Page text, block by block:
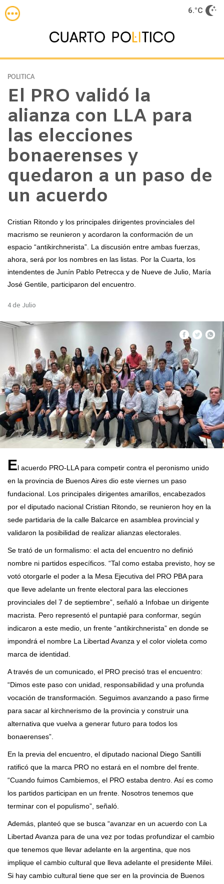
6.°C
POLITICA
El PRO validó la
alianza con LLA para
las elecciones
bonaerenses y
quedaron a un paso de
un acuerdo
Cristian Ritondo y los principales dirigentes provinciales del
macrismo se reunieron y acordaron la conformación de un
espacio “antikirchnerista”. La discusión entre ambas fuerzas,
ahora, será por los nombres en las listas. Por la Cuarta, los
intendentes de Junín Pablo Petrecca y de Nueve de Julio, María
José Gentile, participaron del encuentro.
4 de Julio
El acuerdo PRO-LLA para competir contra el peronismo unido
en la provincia de Buenos Aires dio este viernes un paso
fundacional. Los principales dirigentes amarillos, encabezados
por el diputado nacional Cristian Ritondo, se reunieron hoy en la
sede partidaria de la calle Balcarce en asamblea provincial y
validaron la posibilidad de realizar alianzas electorales.
Se trató de un formalismo: el acta del encuentro no definió
nombre ni partidos específicos. “Tal como estaba previsto, hoy se
votó otorgarle el poder a la Mesa Ejecutiva del PRO PBA para
que lleve adelante un frente electoral para las elecciones
provinciales del 7 de septiembre”, señaló a Infobae un dirigente
macrista. Pero representó el puntapié para conformar, según
indicaron a este medio, un frente “antikirchnerista” en donde se
impondrá el nombre La Libertad Avanza y el color violeta como
marca de identidad.
A través de un comunicado, el PRO precisó tras el encuentro:
“Dimos este paso con unidad, responsabilidad y una profunda
vocación de transformación. Seguimos avanzando a paso firme
para sacar al kirchnerismo de la provincia y construir una
alternativa que vuelva a generar futuro para todos los
bonaerenses”.
En la previa del encuentro, el diputado nacional Diego Santilli
ratificó que la marca PRO no estará en el nombre del frente.
“Cuando fuimos Cambiemos, el PRO estaba dentro. Así es como
los partidos participan en un frente. Nosotros tenemos que
terminar con el populismo”, señaló.
Además, planteó que se busca “avanzar en un acuerdo con La
Libertad Avanza para de una vez por todas profundizar el cambio
que tenemos que llevar adelante en la argentina, que nos
implique el cambio cultural que lleva adelante el presidente Milei.
Si hay cambio cultural tiene que ser en la provincia de Buenos